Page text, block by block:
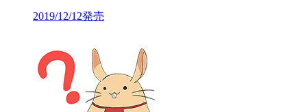
2019/12/12発売